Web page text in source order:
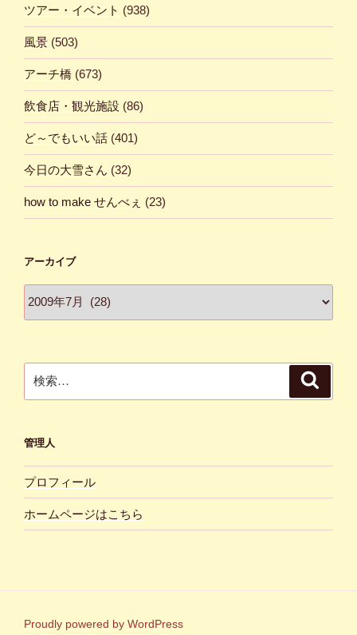
ツアー・イベント (938)
風景 (503)
アーチ橋 (673)
飲食店・観光施設 (86)
ど～でもいい話 (401)
今日の大雪さん (32)
how to make せんべぇ (23)
アーカイブ
索:
管理人
プロフィール
ホームページはこちら
Proudly powered by WordPress